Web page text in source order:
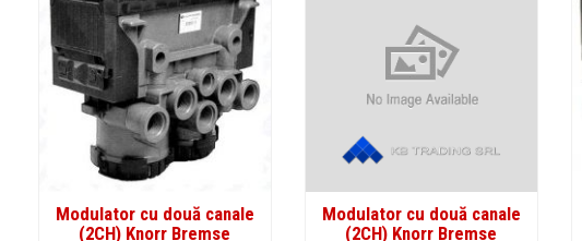
Modulator cu două canale
(2CH) Knorr Bremse
Modulator cu două canale
(2CH) Knorr Bremse